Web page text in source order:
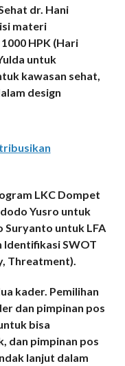
dr. Hani
materi
HPK (Hari
untuk
kawasan sehat,
design
LKC Dompet
Yusro untuk
Suryanto untuk LFA
Identifikasi SWOT
Threatment).
kader. Pemilihan
dan pimpinan pos
bisa
dan pimpinan pos
lanjut dalam